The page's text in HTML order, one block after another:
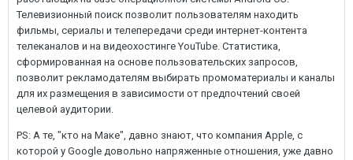
Телевизионный поиск позволит пользователям находить
фильмы, сериалы и телепередачи среди интернет-контента
телеканалов и на видеохостинге YouTube. Статистика,
сформированная на основе пользовательских запросов,
позволит рекламодателям выбирать промоматериалы и каналы
для их размещения в зависимости от предпочтений своей
целевой аудитории.
PS: А те, "кто на Маке", давно знают, что компания Apple, с
которой у Google довольно напряженные отношения, уже давно